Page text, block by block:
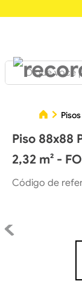
O que você
Piso 88x88
2,32 m² -
Código de